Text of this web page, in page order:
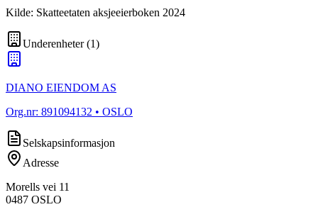
Kilde: Skatteetaten aksjeeierboken 2024
Underenheter(1)
DIANO EIENDOM AS
Org.nr: 891094132 • OSLO
Selskapsinformasjon
Adresse
Morells vei 11
0487 OSLO